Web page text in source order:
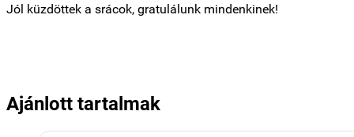
Jól küzdöttek a srácok, gratulálunk mindenkinek!
Ajánlott tartalmak